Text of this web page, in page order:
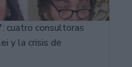
cuatro consultoras
y la crisis de